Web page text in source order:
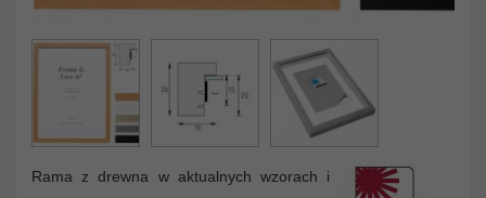
Rama z drewna w aktualnych wzorach i